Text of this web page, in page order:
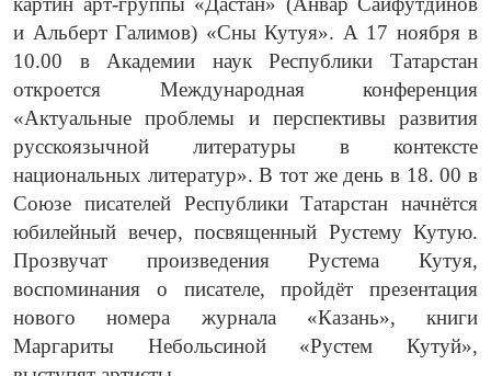
и Альберт Галимов) «Сны Кутуя». А 17 ноября в
10.00 в Академии наук Республики Татарстан
откроется Международная конференция
«Актуальные проблемы и перспективы развития
русскоязычной литературы в контексте
национальных литератур». В тот же день в 18. 00 в
Союзе писателей Республики Татарстан начнётся
юбилейный вечер, посвященный Рустему Кутую.
Прозвучат произведения Рустема Кутуя,
воспоминания о писателе, пройдёт презентация
нового номера журнала «Казань», книги
Маргариты Небольсиной «Рустем Кутуй»,